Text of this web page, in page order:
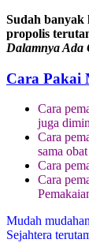
Sudah banyak
propolis
Dalamnya Ada
Cara Pakai
Cara
juga
Cara
sama
Cara
Cara
Mudah
Sejahtera